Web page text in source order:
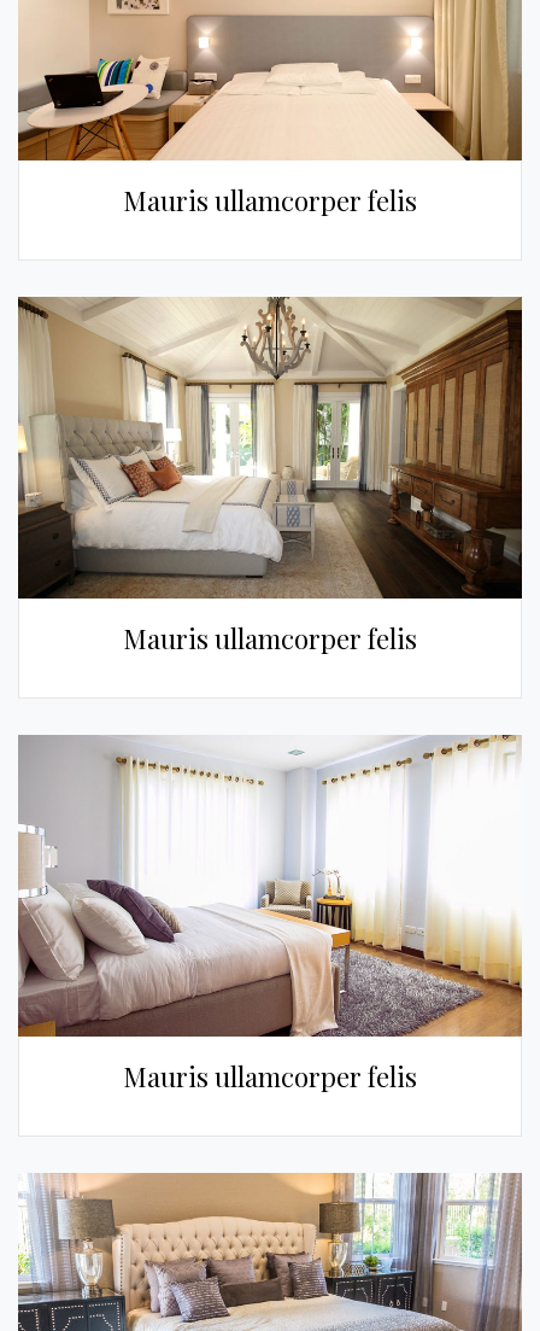
Mauris ullamcorper felis
Mauris ullamcorper felis
Mauris ullamcorper felis